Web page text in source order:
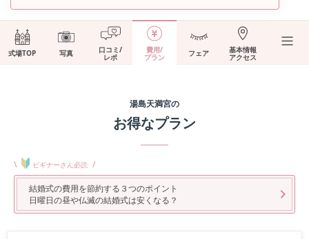
式場TOP 写真 口コミ/
レポ
費用/
プラン フェア 基本情報
アクセス
湯島天満宮の
お得なプラン
\ ビギナーさん必読 /
結婚式の費用を節約する３つのポイント
日曜日の昼や仏滅の結婚式は安くなる？